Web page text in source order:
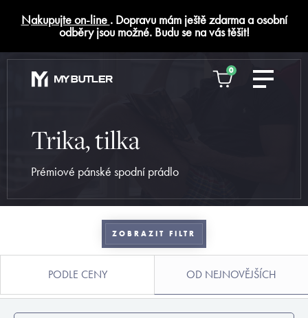
Nakupujte on-line . Dopravu mám ještě zdarma a osobní
odběry jsou možné. Budu se na vás těšit!
0
Trika, tilka
Prémiové pánské spodní prádlo
ZOBRAZIT FILTR
PODLE CENY OD NEJNOVĚJŠÍCH